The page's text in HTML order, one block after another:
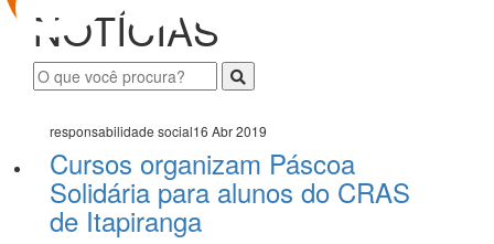
NOTÍCIAS
responsabilidade social16 Abr 2019
Cursos organizam Páscoa
Solidária para alunos do CRAS
de Itapiranga